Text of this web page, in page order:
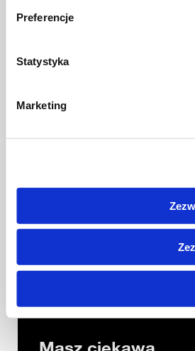
Preferencje
Statystyka
MarketingDowiedz się więcej
Apple wzmacnia
rodzicielską w iOS.
nowe funkcje dla
Dowiedz się więcej